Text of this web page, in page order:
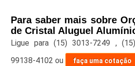
Para saber mais sobre
de Cristal Aluguel
Ligue para(15) 3013-7249 ,
99138-4102 ou faça uma cotação